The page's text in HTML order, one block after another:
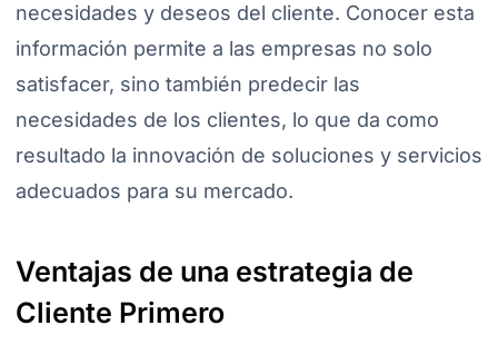
necesidades y deseos del cliente. Conocer esta
información permite a las empresas no solo
satisfacer, sino también predecir las
necesidades de los clientes, lo que da como
resultado la innovación de soluciones y servicios
adecuados para su mercado.
Ventajas de una estrategia de
Cliente Primero